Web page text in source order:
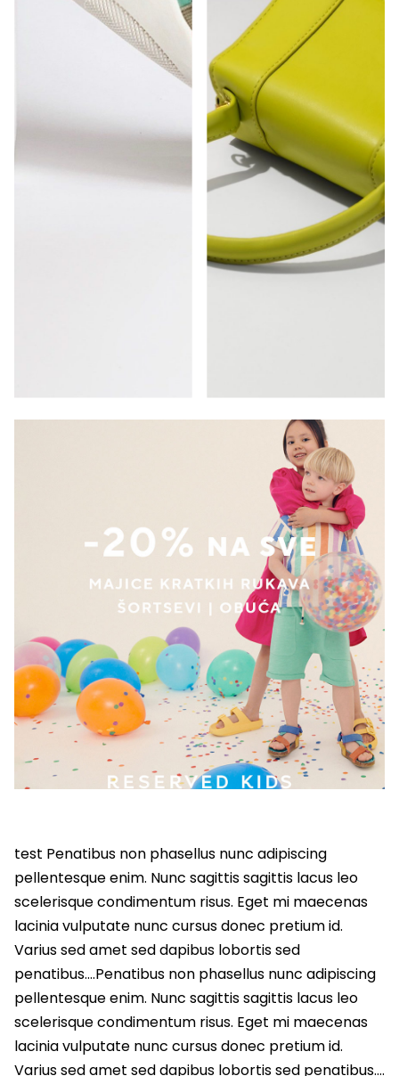
test Penatibus non phasellus nunc adipiscing
pellentesque enim. Nunc sagittis sagittis lacus leo
scelerisque condimentum risus. Eget mi maecenas
lacinia vulputate nunc cursus donec pretium id.
Varius sed amet sed dapibus lobortis sed
penatibus….Penatibus non phasellus nunc adipiscing
pellentesque enim. Nunc sagittis sagittis lacus leo
scelerisque condimentum risus. Eget mi maecenas
lacinia vulputate nunc cursus donec pretium id.
Varius sed amet sed dapibus lobortis sed penatibus….